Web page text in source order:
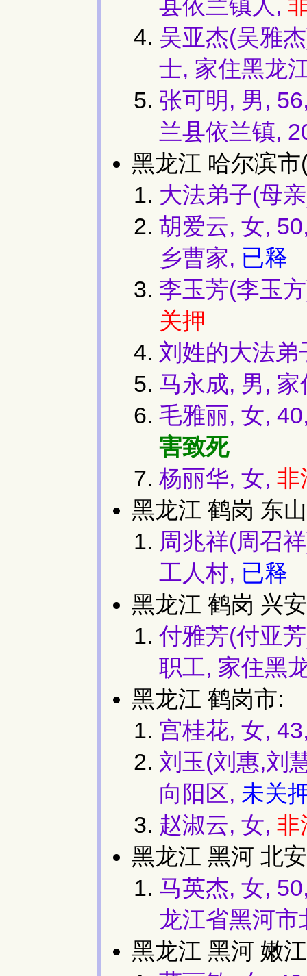
县依兰镇人,
吴亚杰(吴雅
士, 家住黑龙
张可明, 男,
兰县依兰镇,
黑龙江 哈尔滨市
大法弟子(母
胡爱云, 女,
乡曹家, 已释
李玉芳(李玉
关押
刘姓的大法
马永成, 男,
毛雅丽, 女,
害致死
杨丽华, 女, 非
黑龙江 鹤岗 东
周兆祥(周召
工人村, 已释
黑龙江 鹤岗 兴
付雅芳(付亚
职工, 家住黑
黑龙江 鹤岗市:
宫桂花, 女,
刘玉(刘惠,刘
向阳区, 未关
赵淑云, 女, 非
黑龙江 黑河 北
马英杰, 女,
龙江省黑河
黑龙江 黑河 嫩